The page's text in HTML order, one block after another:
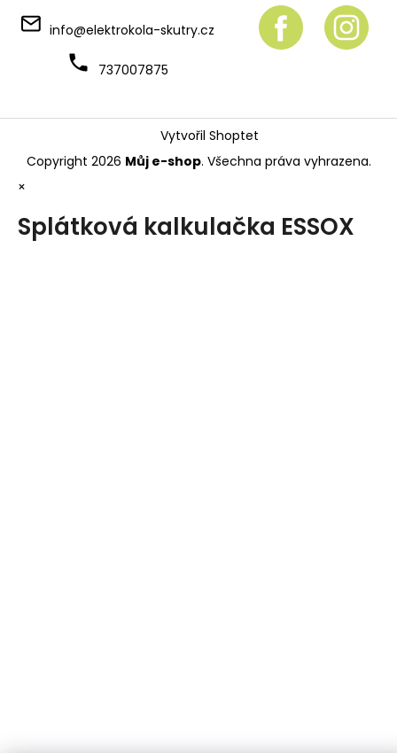
info@elektrokola-skutry.cz
737007875
Vytvořil Shoptet
Copyright 2026 Můj e-shop. Všechna práva vyhrazena.
×
Splátková kalkulačka ESSOX